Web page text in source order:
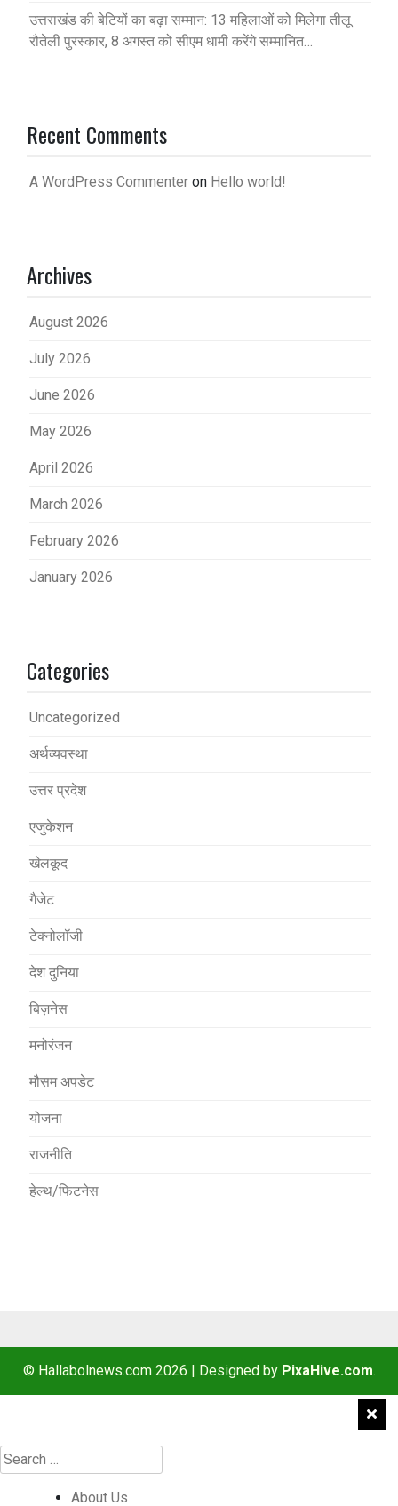
उत्तराखंड की बेटियों का बढ़ा सम्मान: 13 महिलाओं को मिलेगा तीलू
रौतेली पुरस्कार, 8 अगस्त को सीएम धामी करेंगे सम्मानित…
Recent Comments
A WordPress Commenter on Hello world!
Archives
August 2026
July 2026
June 2026
May 2026
April 2026
March 2026
February 2026
January 2026
Categories
Uncategorized
अर्थव्यवस्था
उत्तर प्रदेश
एजुकेशन
खेलकूद
गैजेट
टेक्नोलॉजी
देश दुनिया
बिज़नेस
मनोरंजन
मौसम अपडेट
योजना
राजनीति
हेल्थ/फिटनेस
© Hallabolnews.com 2026 Designed by PixaHive.com.
About Us